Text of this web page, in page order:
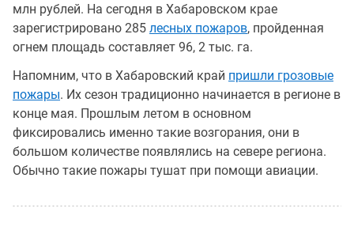
млн рублей. На сегодня в Хабаровском крае
зарегистрировано 285 лесных пожаров, пройденная
огнем площадь составляет 96, 2 тыс. га.
Напомним, что в Хабаровский край пришли грозовые
пожары. Их сезон традиционно начинается в регионе в
конце мая. Прошлым летом в основном
фиксировались именно такие возгорания, они в
большом количестве появлялись на севере региона.
Обычно такие пожары тушат при помощи авиации.